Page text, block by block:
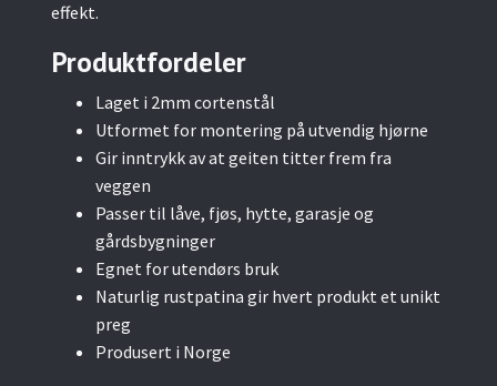
effekt.
Produktfordeler
Laget i 2mm cortenstål
Utformet for montering på utvendig hjørne
Gir inntrykk av at geiten titter frem fra
veggen
Passer til låve, fjøs, hytte, garasje og
gårdsbygninger
Egnet for utendørs bruk
Naturlig rustpatina gir hvert produkt et unikt
preg
Produsert i Norge